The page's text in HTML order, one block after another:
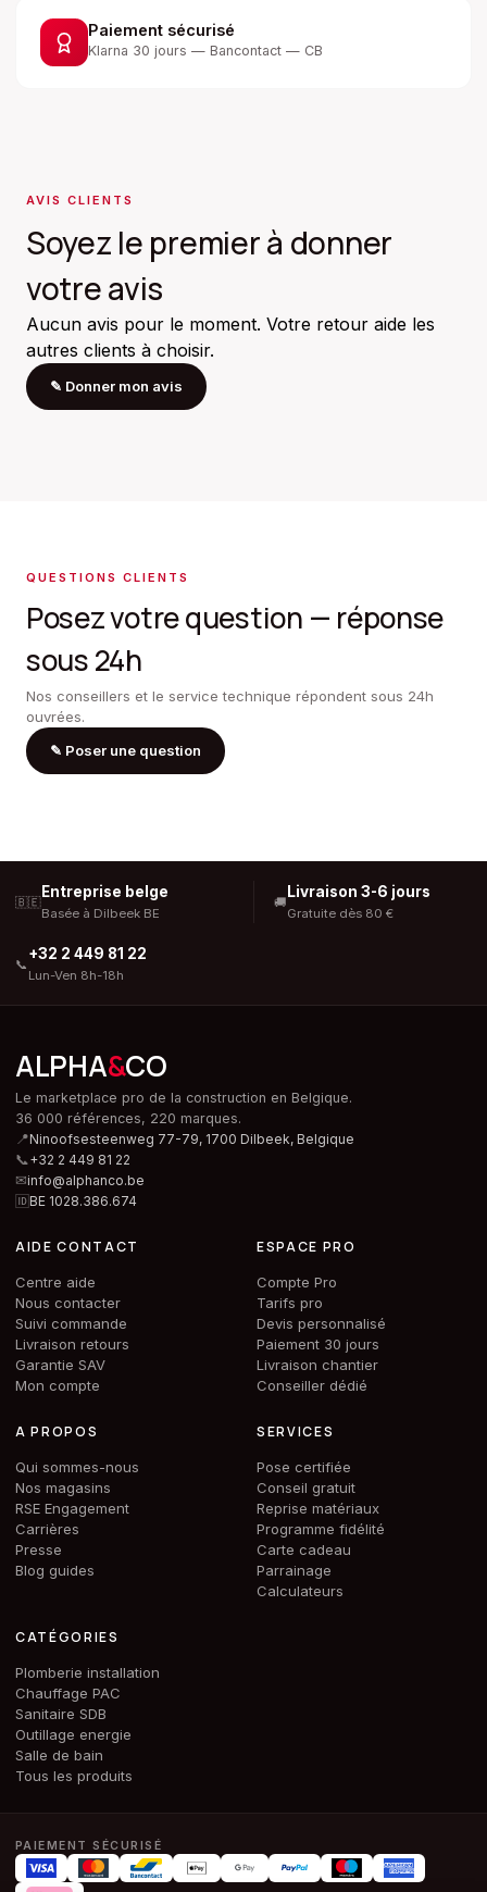
Paiement sécurisé
Klarna 30 jours — Bancontact — CB
AVIS CLIENTS
Soyez le premier à donner
votre avis
Aucun avis pour le moment. Votre retour aide les
autres clients à choisir.
✎ Donner mon avis
QUESTIONS CLIENTS
Posez votre question — réponse
sous 24h
Nos conseillers et le service technique répondent sous 24h
ouvrées.
✎ Poser une question
🇧🇪
Entreprise belge
Basée à Dilbeek BE
🚚
Livraison 3-6 jours
Gratuite dès 80 €
📞
+32 2 449 81 22
Lun-Ven 8h-18h
ALPHA&CO
Le marketplace pro de la construction en Belgique.
36 000 références, 220 marques.
📍Ninoofsesteenweg 77-79, 1700 Dilbeek, Belgique
📞+32 2 449 81 22
✉info@alphanco.be
🆔BE 1028.386.674
AIDE CONTACT
Centre aide
Nous contacter
Suivi commande
Livraison retours
Garantie SAV
Mon compte
ESPACE PRO
Compte Pro
Tarifs pro
Devis personnalisé
Paiement 30 jours
Livraison chantier
Conseiller dédié
A PROPOS
Qui sommes-nous
Nos magasins
RSE Engagement
Carrières
Presse
Blog guides
SERVICES
Pose certifiée
Conseil gratuit
Reprise matériaux
Programme fidélité
Carte cadeau
Parrainage
Calculateurs
CATÉGORIES
Plomberie installation
Chauffage PAC
Sanitaire SDB
Outillage energie
Salle de bain
Tous les produits
PAIEMENT SÉCURISÉ